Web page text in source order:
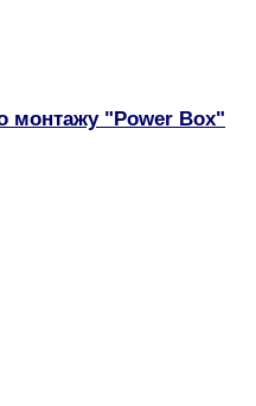
монтажу "Power Box"